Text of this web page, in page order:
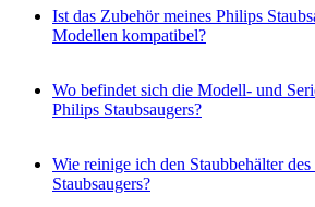
Ist das Zubehör meines Philips
Modellen kompatibel?
Wo befindet sich die Modell- und
Philips Staubsaugers?
Wie reinige ich den Staubbehälter
Staubsaugers?